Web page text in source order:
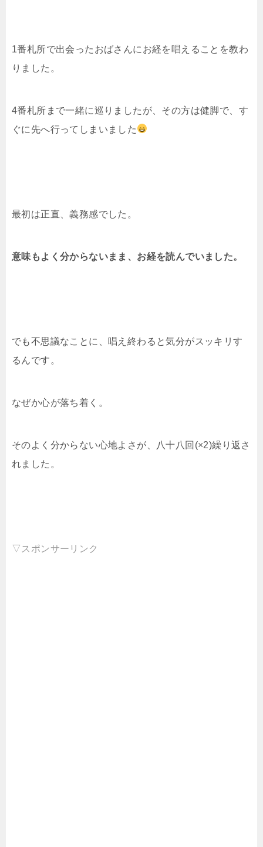
1番札所で出会ったおばさんにお経を唱えることを教わ
りました。
4番札所まで一緒に巡りましたが、その方は健脚で、す
ぐに先へ行ってしまいました
最初は正直、義務感でした。
意味もよく分からないまま、お経を読んでいました。
でも不思議なことに、唱え終わると気分がスッキリす
るんです。
なぜか心が落ち着く。
そのよく分からない心地よさが、八十八回(×2)繰り返さ
れました。
▽スポンサーリンク